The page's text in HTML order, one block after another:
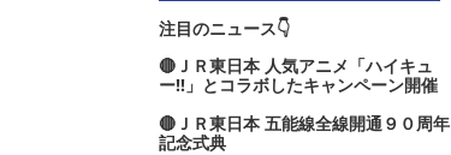
注目のニュース👇
🔴ＪＲ東日本 人気アニメ「ハイキュ
ー‼」とコラボしたキャンペーン開催
🔴ＪＲ東日本 五能線全線開通９０周年
記念式典